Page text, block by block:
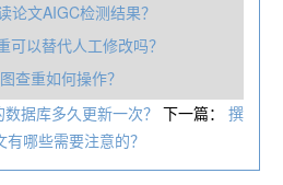
论文AIGC检测结果？
可以替代人工修改吗？
查重如何操作？
据库多久更新一次？ 下一篇： 撰
有哪些需要注意的？